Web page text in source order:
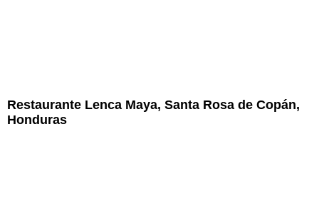
Restaurante Lenca Maya, Santa Rosa de Copán,
Honduras